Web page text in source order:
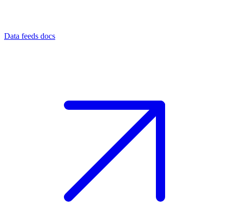
Data feeds docs